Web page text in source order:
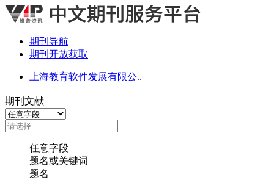
期刊导航
期刊开放获取
上海教育软件发展有限公..
期刊文献+
任意字段
题名或关键词
题名